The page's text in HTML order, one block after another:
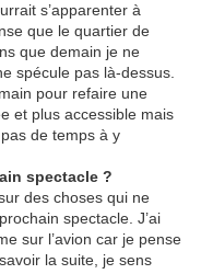
s’apparenter à
que le quartier de
que demain je ne
spécule pas là-dessus.
pour refaire une
et plus accessible mais
pas de temps à y
spectacle ?
des choses qui ne
spectacle. J’ai
sur l’avion car je pense
la suite, je sens